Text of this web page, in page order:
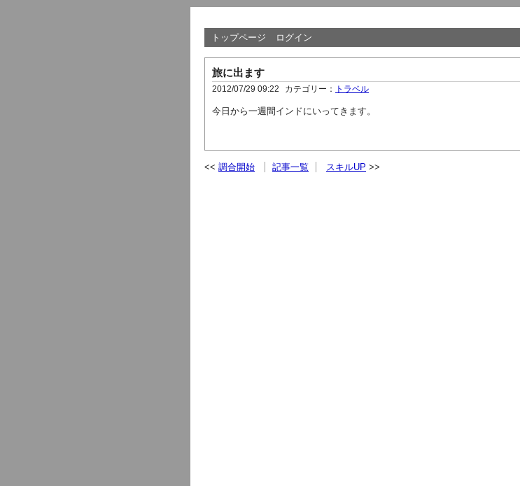
トップページ ログイン
旅に出ます
2012/07/29 09:22 カテゴリー： トラベル
今日から一週間インドにいってきます。
調合開始 記事一覧 スキルUP